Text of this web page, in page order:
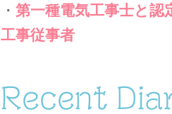
・第一種電気工事士と認
工事従事者
Recent